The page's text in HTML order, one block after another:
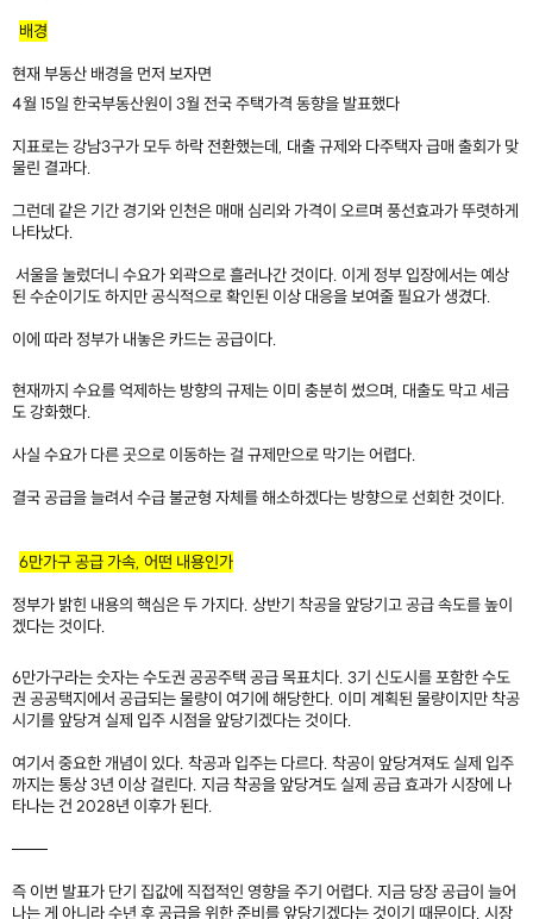
배경
현재 부동산 배경을 먼저 보자면
4월 15일 한국부동산원이 3월 전국 주택가격 동향을 발표했다
지표로는 강남3구가 모두 하락 전환했는데, 대출 규제와 다주택자 급매 출회가 맞
물린 결과다.
그런데 같은 기간 경기와 인천은 매매 심리와 가격이 오르며 풍선효과가 뚜렷하게
나타났다.
서울을 눌렀더니 수요가 외곽으로 흘러나간 것이다. 이게 정부 입장에서는 예상
된 수순이기도 하지만 공식적으로 확인된 이상 대응을 보여줄 필요가 생겼다.
이에 따라 정부가 내놓은 카드는 공급이다.
현재까지 수요를 억제하는 방향의 규제는 이미 충분히 썼으며, 대출도 막고 세금
도 강화했다.
사실 수요가 다른 곳으로 이동하는 걸 규제만으로 막기는 어렵다.
결국 공급을 늘려서 수급 불균형 자체를 해소하겠다는 방향으로 선회한 것이다.
6만가구 공급 가속, 어떤 내용인가
정부가 밝힌 내용의 핵심은 두 가지다. 상반기 착공을 앞당기고 공급 속도를 높이
겠다는 것이다.
6만가구라는 숫자는 수도권 공공주택 공급 목표치다. 3기 신도시를 포함한 수도
권 공공택지에서 공급되는 물량이 여기에 해당한다. 이미 계획된 물량이지만 착공
시기를 앞당겨 실제 입주 시점을 앞당기겠다는 것이다.
여기서 중요한 개념이 있다. 착공과 입주는 다르다. 착공이 앞당겨져도 실제 입주
까지는 통상 3년 이상 걸린다. 지금 착공을 앞당겨도 실제 공급 효과가 시장에 나
타나는 건 2028년 이후가 된다.
───
즉 이번 발표가 단기 집값에 직접적인 영향을 주기 어렵다. 지금 당장 공급이 늘어
나는 게 아니라 수년 후 공급을 위한 준비를 앞당기겠다는 것이기 때문이다. 시장